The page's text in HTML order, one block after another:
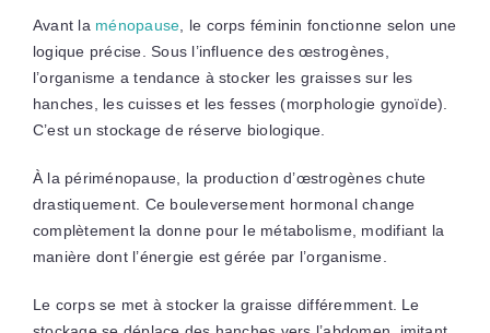
Avant la ménopause , le corps féminin fonctionne selon une
logique précise. Sous l’influence des œstrogènes,
l’organisme a tendance à stocker les graisses sur les
hanches, les cuisses et les fesses (morphologie gynoïde).
C’est un stockage de réserve biologique.
À la périménopause, la production d’œstrogènes chute
drastiquement. Ce bouleversement hormonal change
complètement la donne pour le métabolisme, modifiant la
manière dont l’énergie est gérée par l’organisme.
Le corps se met à stocker la graisse différemment. Le